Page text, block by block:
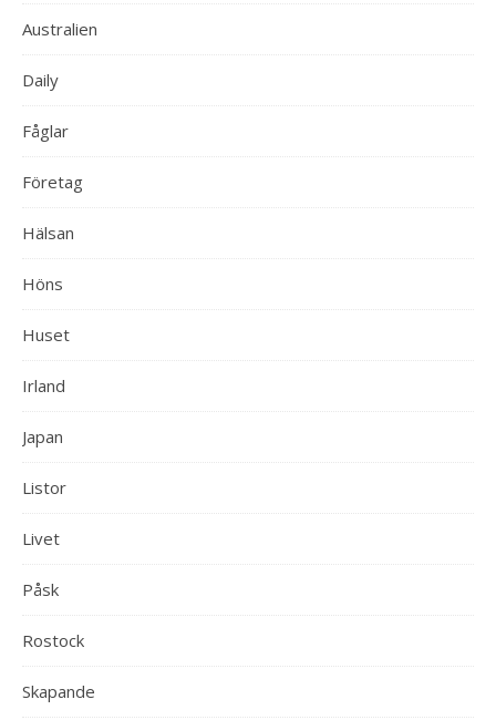
Australien
Daily
Fåglar
Företag
Hälsan
Höns
Huset
Irland
Japan
Listor
Livet
Påsk
Rostock
Skapande